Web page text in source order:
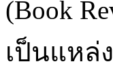
(Book
เป็นแหล่